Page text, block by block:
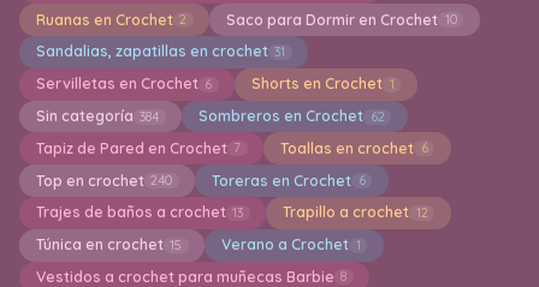
Ruanas en Crochet 2 Saco para Dormir en Crochet 10
Sandalias, zapatillas en crochet 31
Servilletas en Crochet 6 Shorts en Crochet 1
Sin categoría 384 Sombreros en Crochet 62
Tapiz de Pared en Crochet 7 Toallas en crochet 6
Top en crochet 240 Toreras en Crochet 6
Trajes de baños a crochet 13 Trapillo a crochet 12
Túnica en crochet 15 Verano a Crochet 1
Vestidos a crochet para muñecas Barbie 8